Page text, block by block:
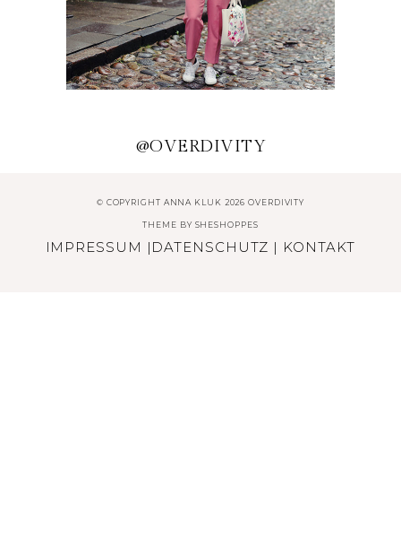
TRENDFARBE BEETROOT
@OVERDIVITY
© COPYRIGHT ANNA KLUK 2026 OVERDIVITY
THEME BY SHESHOPPES
IMPRESSUM | DATENSCHUTZ | KONTAKT